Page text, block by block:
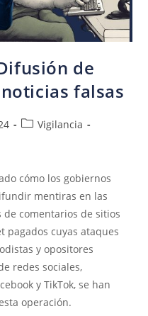
de
falsas
Vigilancia
cómo los gobiernos
mentiras en las
de comentarios de sitios
pagados cuyas ataques
y opositores
redes sociales,
y TikTok, se han
operación.